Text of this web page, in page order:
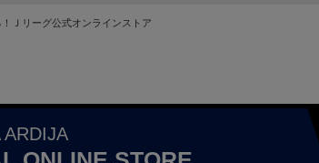
Ｊリーグ公式オンラインストア
ARDIJA